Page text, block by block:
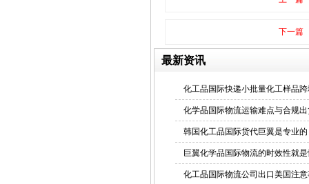
下一篇
最新资讯
化工品国际快递小批量化工样品
化学品国际物流运输难点与合规
韩国化工品国际货代巨翼是专业的
巨翼化学品国际物流的时效性就
化工品国际物流公司出口美国注